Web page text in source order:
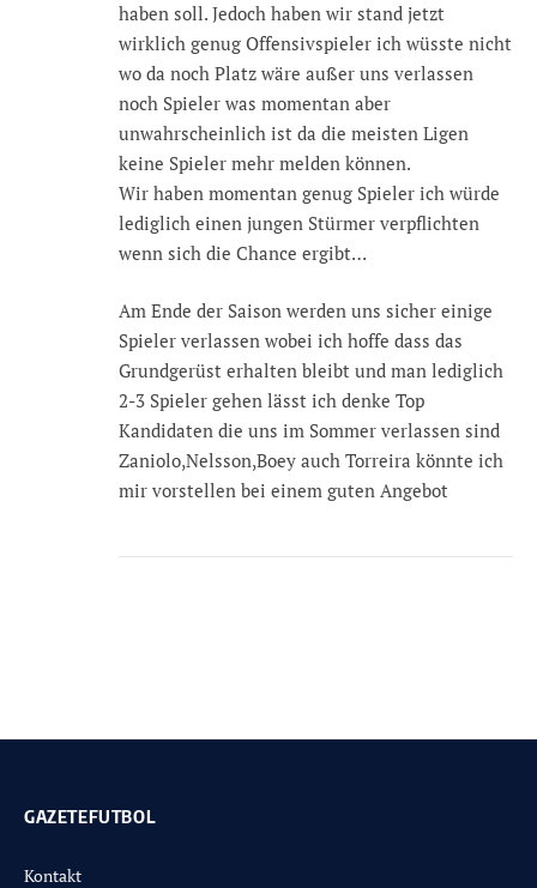
haben soll. Jedoch haben wir stand jetzt
wirklich genug Offensivspieler ich wüsste nicht
wo da noch Platz wäre außer uns verlassen
noch Spieler was momentan aber
unwahrscheinlich ist da die meisten Ligen
keine Spieler mehr melden können.
Wir haben momentan genug Spieler ich würde
lediglich einen jungen Stürmer verpflichten
wenn sich die Chance ergibt…
Am Ende der Saison werden uns sicher einige
Spieler verlassen wobei ich hoffe dass das
Grundgerüst erhalten bleibt und man lediglich
2-3 Spieler gehen lässt ich denke Top
Kandidaten die uns im Sommer verlassen sind
Zaniolo,Nelsson,Boey auch Torreira könnte ich
mir vorstellen bei einem guten Angebot
GAZETEFUTBOL
Kontakt